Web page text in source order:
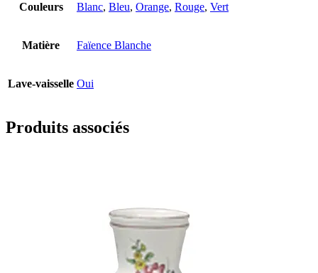
Couleurs Blanc, Bleu, Orange, Rouge, Vert
Matière Faïence Blanche
Lave-vaisselle Oui
Produits associés